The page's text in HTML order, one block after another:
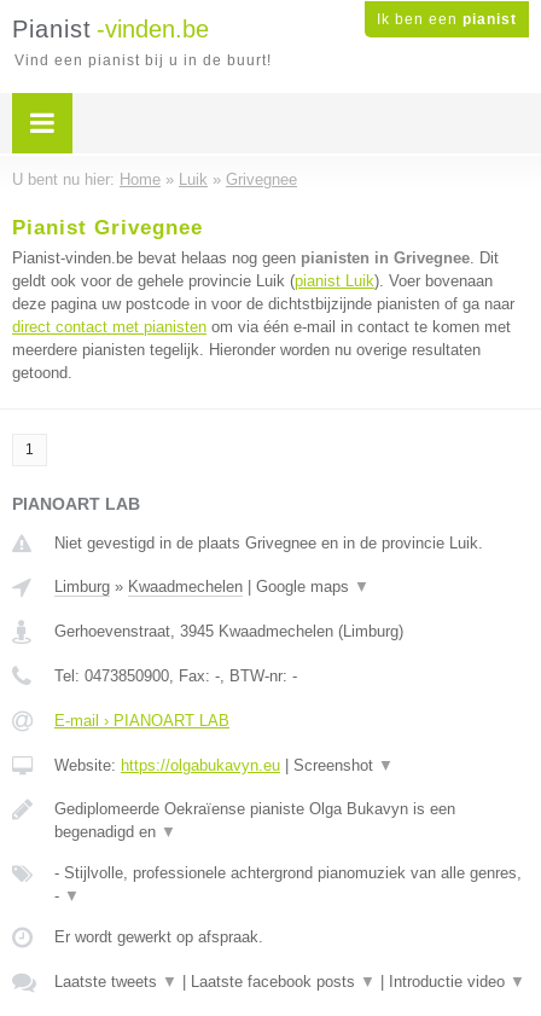
Ik ben een pianist
Pianist -vinden.be
Vind een pianist bij u in de buurt!
U bent nu hier: Home » Luik » Grivegnee
Pianist Grivegnee
Pianist-vinden.be bevat helaas nog geen pianisten in Grivegnee. Dit
geldt ook voor de gehele provincie Luik (pianist Luik). Voer bovenaan
deze pagina uw postcode in voor de dichtstbijzijnde pianisten of ga naar
direct contact met pianisten om via één e-mail in contact te komen met
meerdere pianisten tegelijk. Hieronder worden nu overige resultaten
getoond.
1
PIANOART LAB
Niet gevestigd in de plaats Grivegnee en in de provincie Luik.
Limburg » Kwaadmechelen Google maps ▼
Gerhoevenstraat, 3945 Kwaadmechelen (Limburg)
Tel: 0473850900, Fax: -, BTW-nr: -
E-mail › PIANOART LAB
Website: https://olgabukavyn.eu Screenshot ▼
Gediplomeerde Oekraïense pianiste Olga Bukavyn is een
begenadigd en ▼
- Stijlvolle, professionele achtergrond pianomuziek van alle genres,
- ▼
Er wordt gewerkt op afspraak.
Laatste tweets ▼ Laatste facebook posts ▼ Introductie video ▼